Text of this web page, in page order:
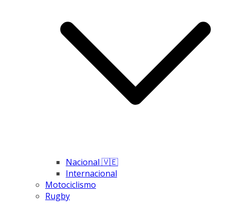
Nacional 🇻🇪
Internacional
Motociclismo
Rugby